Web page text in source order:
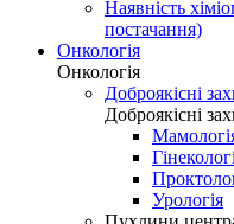
Наявність
постачання)
Онкологія
Онкологія
Доброякісні
Доброякісні
Урологія